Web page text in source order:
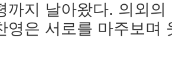
까지 날아왔다. 의외
영은 서로를 마주보며